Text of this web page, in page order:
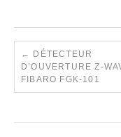
←
DÉTECTEUR
D’OUVERTURE Z-
FIBARO FGK-101